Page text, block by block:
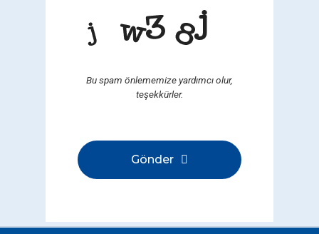
Bu spam önlememize yardımcı olur,
teşekkürler.
Gönder
boş